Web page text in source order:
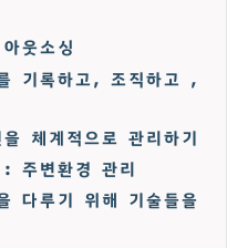
웃소싱
기록하고, 조직하고 ,
체계적으로 관리하기
주변환경 관리
다루기 위해 기술들을